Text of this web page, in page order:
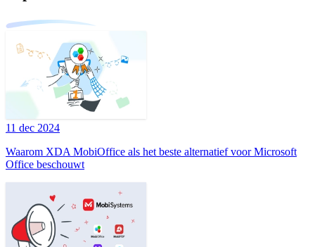
11 dec 2024
Waarom XDA MobiOffice als het beste alternatief voor Microsoft
Office beschouwt